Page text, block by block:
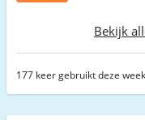
Bekijk
177 keer gebruikt deze week